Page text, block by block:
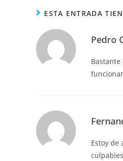
ESTA ENTRADA
Pedro
Estoy de